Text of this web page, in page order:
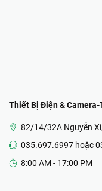
Thiết Bị Điện & Camera-
82/14/32A Nguyễn
035.697.6997 hoặc
8:00 AM - 17:00 PM